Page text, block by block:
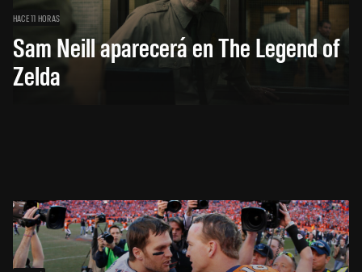
HACE 11 HORAS
Sam Neill aparecerá en The Legend of
Zelda